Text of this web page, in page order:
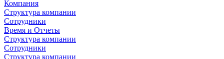
Компания
Структура компании
Сотрудники
Время и Отчеты
Структура компании
Сотрудники
Структура компании